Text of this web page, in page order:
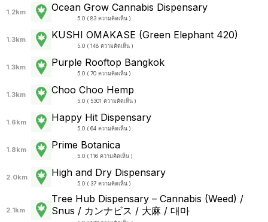
1.2km Ocean Grow Cannabis Dispensary
5.0 ( 83 ความคิดเห็น )
1.3km KUSHI OMAKASE (Green Elephant 420)
5.0 ( 148 ความคิดเห็น )
1.3km Purple Rooftop Bangkok
5.0 ( 70 ความคิดเห็น )
1.3km Choo Choo Hemp
5.0 ( 5301 ความคิดเห็น )
1.6km Happy Hit Dispensary
5.0 ( 64 ความคิดเห็น )
1.8km Prime Botanica
5.0 ( 116 ความคิดเห็น )
2.0km High and Dry Dispensary
5.0 ( 37 ความคิดเห็น )
2.1km
Tree Hub Dispensary – Cannabis (Weed) /
Snus / カンナビス / 大麻 / 대마